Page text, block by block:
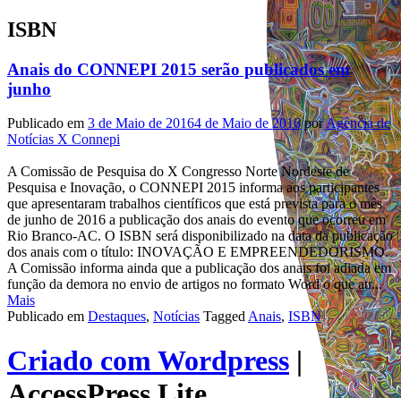
ISBN
Anais do CONNEPI 2015 serão publicados em
junho
Publicado em 3 de Maio de 20164 de Maio de 2016porAgência de
Notícias X Connepi
A Comissão de Pesquisa do X Congresso Norte Nordeste de
Pesquisa e Inovação, o CONNEPI 2015 informa aos participantes
que apresentaram trabalhos científicos que está prevista para o mês
de junho de 2016 a publicação dos anais do evento que ocorreu em
Rio Branco-AC. O ISBN será disponibilizado na data da publicação
dos anais com o título: INOVAÇÃO E EMPREENDEDORISMO.
A Comissão informa ainda que a publicação dos anais foi adiada em
função da demora no envio de artigos no formato Word o que atr...
Mais
Publicado em Destaques, Notícias Tagged Anais, ISBN
Criado com Wordpress |